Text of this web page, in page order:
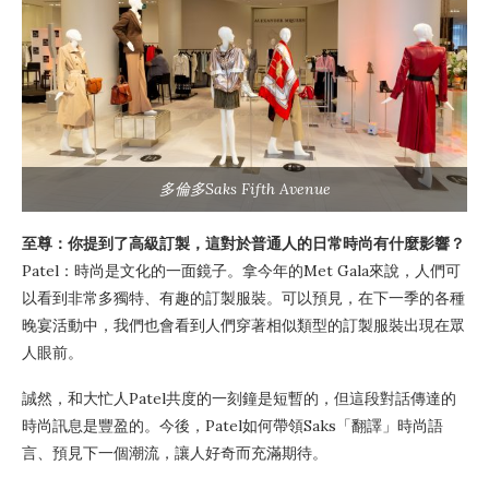
多倫多Saks Fifth Avenue
至尊：你提到了高級訂製，這對於普通人的日常時尚有什麼影響？
Patel：時尚是文化的一面鏡子。拿今年的Met Gala來說，人們可
以看到非常多獨特、有趣的訂製服裝。可以預見，在下一季的各種
晚宴活動中，我們也會看到人們穿著相似類型的訂製服裝出現在眾
人眼前。
誠然，和大忙人Patel共度的一刻鐘是短暫的，但這段對話傳達的
時尚訊息是豐盈的。今後，Patel如何帶領Saks「翻譯」時尚語
言、預見下一個潮流，讓人好奇而充滿期待。